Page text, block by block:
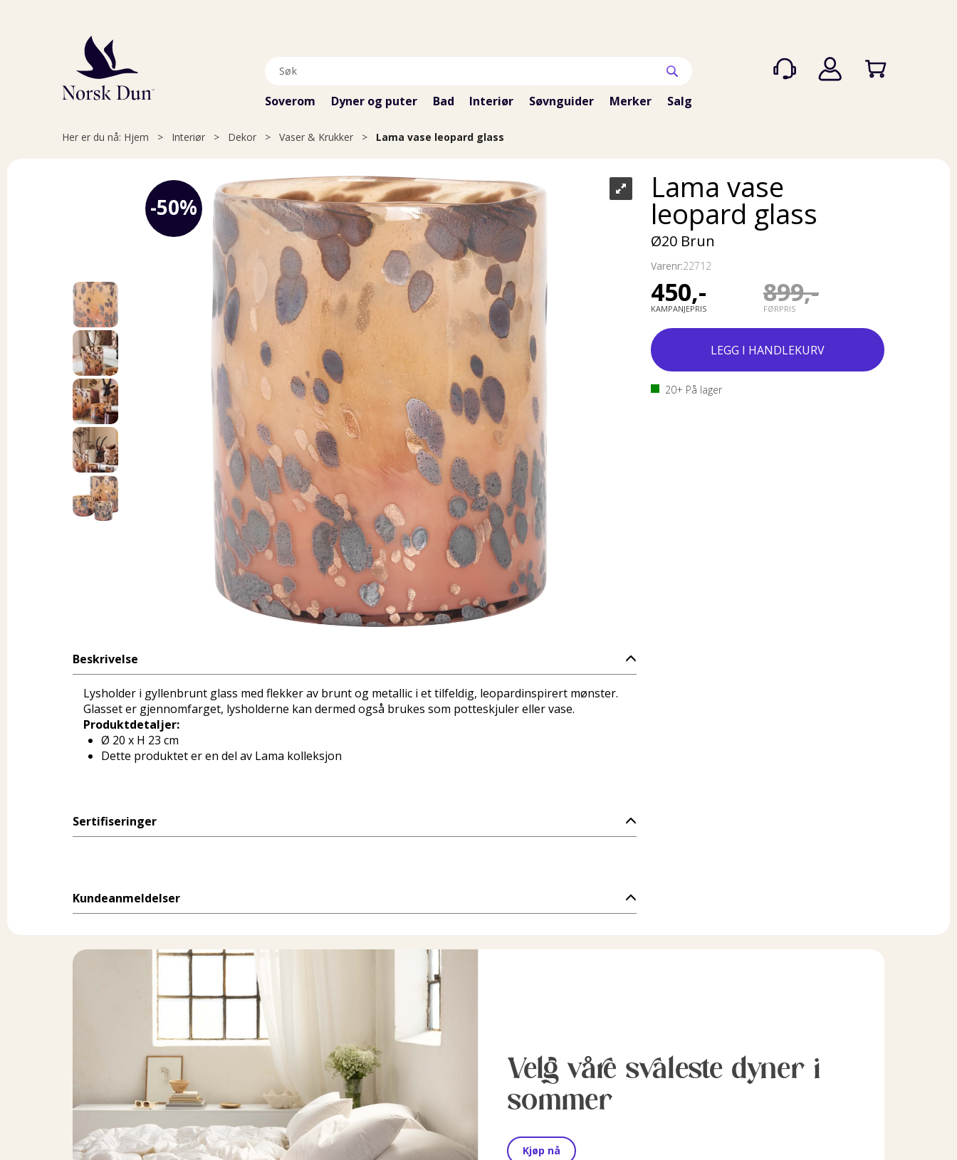
Soverom Dyner og puter Bad Interiør Søvnguider Merker Salg
Her er du nå: Hjem > Interiør > Dekor > Vaser & Krukker > Lama vase leopard glass
50%
Lama vase
leopard glass
Ø20 Brun
Varenr:22712
450,-
KAMPANJEPRIS
899,-
FØRPRIS
20+ På lager
Beskrivelse
Lysholder i gyllenbrunt glass med flekker av brunt og metallic i et tilfeldig, leopardinspirert mønster.
Glasset er gjennomfarget, lysholderne kan dermed også brukes som potteskjuler eller vase.
Produktdetaljer:
Ø 20 x H 23 cm
Dette produktet er en del av Lama kolleksjon
Sertifiseringer
Kundeanmeldelser
Velg våre svaleste dyner i
sommer
Kjøp nå